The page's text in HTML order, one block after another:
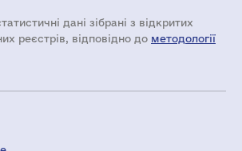
дані зібрані з відкритих
реєстрів, відповідно до методології